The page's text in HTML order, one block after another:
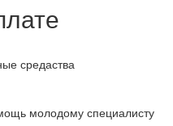
средаства
молодому специалисту